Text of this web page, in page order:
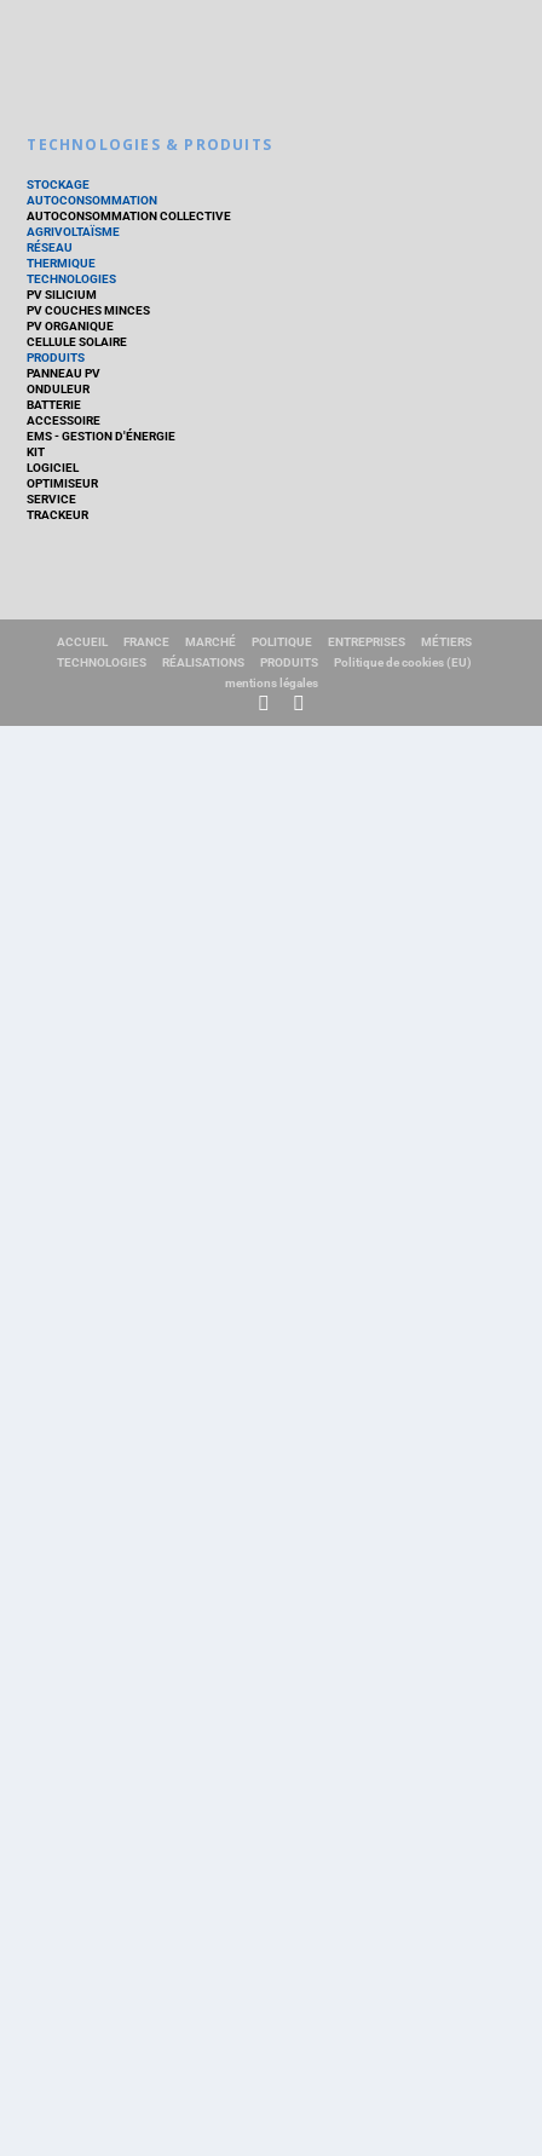
TECHNOLOGIES & PRODUITS
STOCKAGE
AUTOCONSOMMATION
AUTOCONSOMMATION COLLECTIVE
AGRIVOLTAÏSME
RÉSEAU
THERMIQUE
TECHNOLOGIES
PV SILICIUM
PV COUCHES MINCES
PV ORGANIQUE
CELLULE SOLAIRE
PRODUITS
PANNEAU PV
ONDULEUR
BATTERIE
ACCESSOIRE
EMS - GESTION D'ÉNERGIE
KIT
LOGICIEL
OPTIMISEUR
SERVICE
TRACKEUR
ACCUEIL FRANCE MARCHÉ POLITIQUE ENTREPRISES
MÉTIERS
TECHNOLOGIES
RÉALISATIONS PRODUITS
Politique de cookies (EU)
mentions légales